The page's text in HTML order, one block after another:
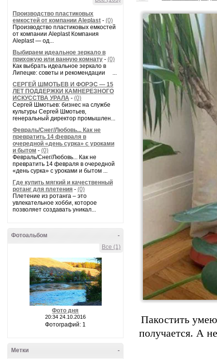
Производство пластиковых
емкостей от компании Aleplast - (0)
Производство пластиковых емкостей
от компании Aleplast Компания
Aleplast — од...
Выбираем идеальное зеркало в
прихожую или ванную комнату - (0)
Как выбрать идеальное зеркало в
Липецке: советы и рекомендации ...
СЕРГЕЙ ШМОТЬЕВ И ФОРЭС — 15
ЛЕТ ПОДДЕРЖКИ КАМНЕРЕЗНОГО
ИСКУССТВА УРАЛА - (0)
Сергей Шмотьев: бизнес на службе
культуры Сергей Шмотьев,
генеральный директор промышлен...
Февраль/Снег/Любовь... Как не
превратить 14 февраля в
очередной «день сурка» с уроками
и бытом - (0)
Февраль/Снег/Любовь... Как не
превратить 14 февраля в очередной
«день сурка» с уроками и бытом ...
Где купить мягкий и качественный
ротанг для плетения - (0)
Плетение из ротанга – это
увлекательное хобби, которое
позволяет создавать уникал...
-
Фотоальбом
Все (1)
Фото дня
20:34 24.10.2016
Фотографий: 1
-
Метки
Пакостить
получается. А